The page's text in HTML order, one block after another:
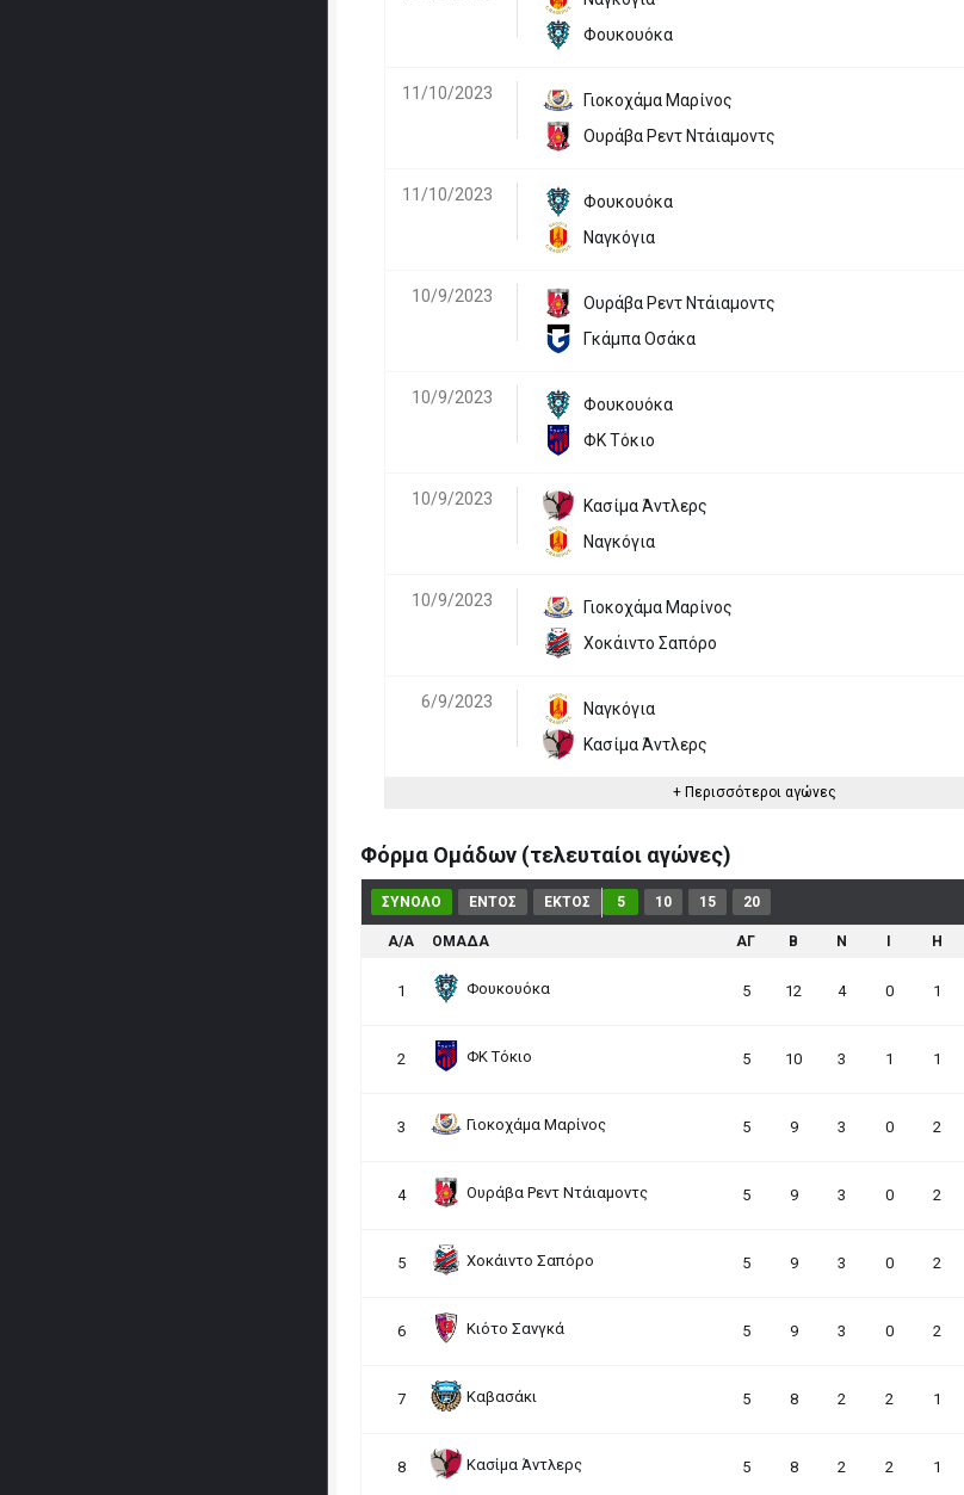
Φουκουόκα
11/10/2023
Γιοκοχάμα Μαρίνος
Ουράβα Ρεντ Ντάιαμοντς
11/10/2023
Φουκουόκα
Ναγκόγια
10/9/2023
Ουράβα Ρεντ Ντάιαμοντς
Γκάμπα Οσάκα
10/9/2023
Φουκουόκα
ΦΚ Τόκιο
10/9/2023
Κασίμα Άντλερς
Ναγκόγια
10/9/2023
Γιοκοχάμα Μαρίνος
Χοκάιντο Σαπόρο
6/9/2023
Ναγκόγια
Κασίμα Άντλερς
+ Περισσότεροι αγώνες
Φόρμα Ομάδων (τελευταίοι αγώνες)
ΣΥΝΟΛΟ ΕΝΤΟΣ ΕΚΤΟΣ 5 10 15 20
Α/Α ΟΜΑΔΑ ΑΓ B N H
1 Φουκουόκα 5 12 4 0 1
2 ΦΚ Τόκιο 5 10 3 1 1
3 Γιοκοχάμα Μαρίνος 5 9 3 0 2
4 Ουράβα Ρεντ Ντάιαμοντς 5 9 3 0 2
5 Χοκάιντο Σαπόρο 5 9 3 0 2
6 Κιότο Σανγκά 5 9 3 0 2
7 Καβασάκι 5 8 2 2 1
8 Κασίμα Άντλερς 5 8 2 2 1